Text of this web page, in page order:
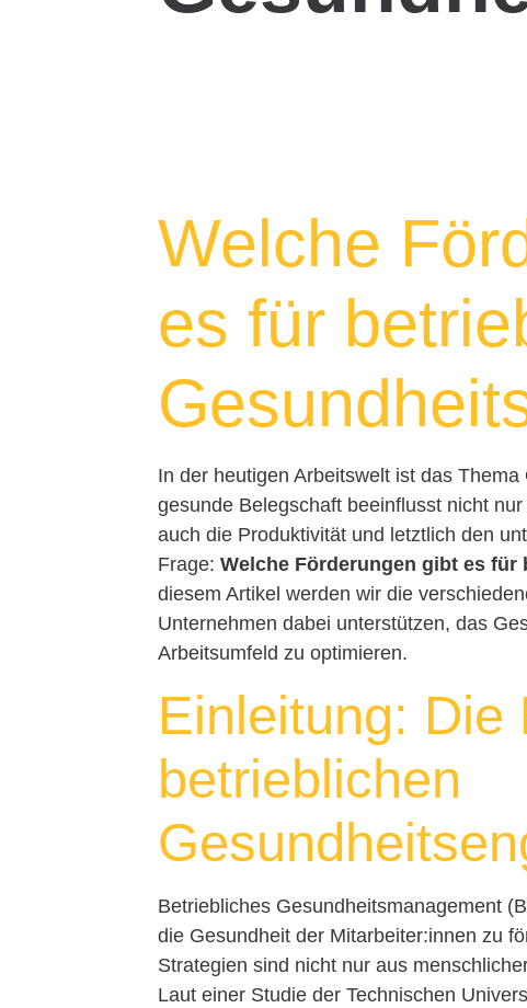
Welche
es für
In der heutigen Arbeitswelt ist das
gesunde Belegschaft beeinflusst nicht
auch die Produktivität und letztlich den
Frage:Welche Förderungen gibt es
diesem Artikel werden wir die
Unternehmen dabei unterstützen, das
Arbeitsumfeld zu optimieren.
Einleitung: Die
betrieblichen
Betriebliches Gesundheitsmanagement
die Gesundheit der Mitarbeiter:innen zu
Strategien sind nicht nur aus
Laut einer Studie der Technischen